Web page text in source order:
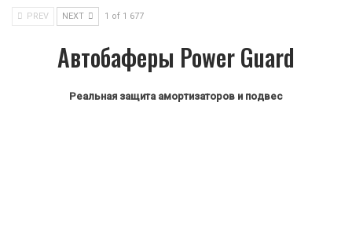
PREV NEXT 1 of 1 677
Автобаферы Power Guard
Реальная защита амортизаторов и подвес